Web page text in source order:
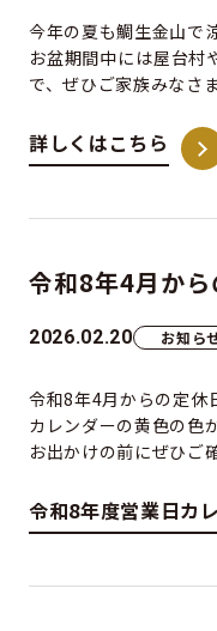
今年の夏も鯛生金山で
お盆期間中には屋台村
で、ぜひご家族みなさ
詳しくはこちら
令和8年4月か
2026.02.20 お知ら
令和8年4月からの定休
カレンダーの黄色の色
お出かけの前にぜひご
令和8年度営業日カ